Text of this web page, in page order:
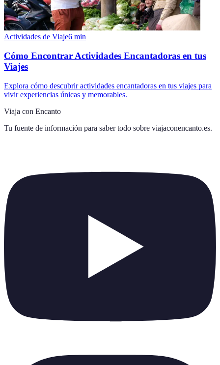
Actividades de Viaje6 min
Cómo Encontrar Actividades Encantadoras en tus
Viajes
Explora cómo descubrir actividades encantadoras en tus viajes para
vivir experiencias únicas y memorables.
Viaja con Encanto
Tu fuente de información para saber todo sobre viajaconencanto.es.